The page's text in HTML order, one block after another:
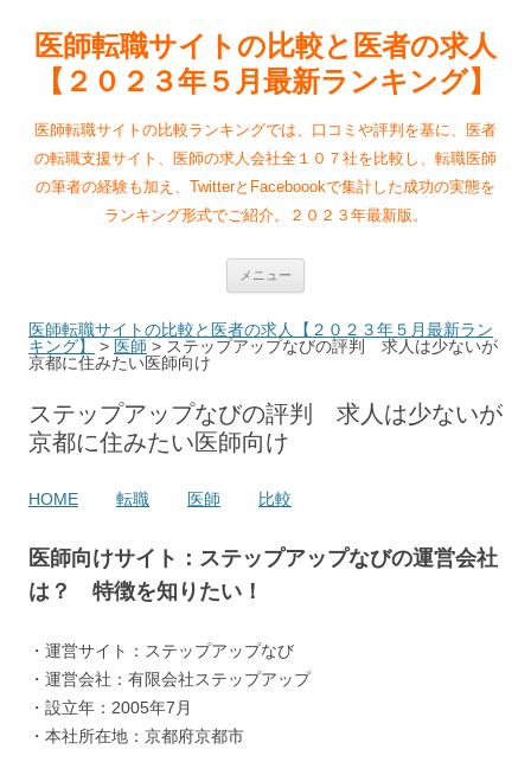
医師転職サイトの比較と医者の求人
【２０２３年５月最新ランキング】
医師転職サイトの比較ランキングでは、口コミや評判を基に、医者
の転職支援サイト、医師の求人会社全１０７社を比較し、転職医師
の筆者の経験も加え、TwitterとFaceboookで集計した成功の実態を
ランキング形式でご紹介。２０２３年最新版。
メニュー
ツ
へ
ッ
プ
医師転職サイトの比較と医者の求人【２０２３年５月最新ラン
キング】
> 医師 > ステップアップなびの評判 求人は少ないが
京都に住みたい医師向け
ステップアップなびの評判 求人は少ないが
京都に住みたい医師向け
HOME 転職 医師 比較
医師向けサイト：ステップアップなびの運営会社
は？ 特徴を知りたい！
・運営サイト：ステップアップなび
・運営会社：有限会社ステップアップ
・設立年：2005年7月
・本社所在地：京都府京都市